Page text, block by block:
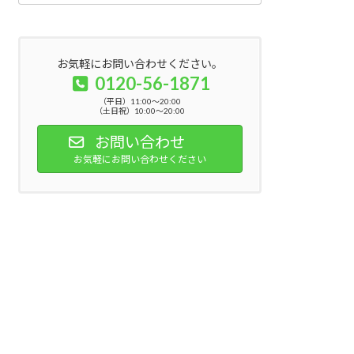
お気軽にお問い合わせください。
0120-56-1871
（平日）11:00～20:00
（土日祝）10:00～20:00
お問い合わせ
お気軽にお問い合わせください